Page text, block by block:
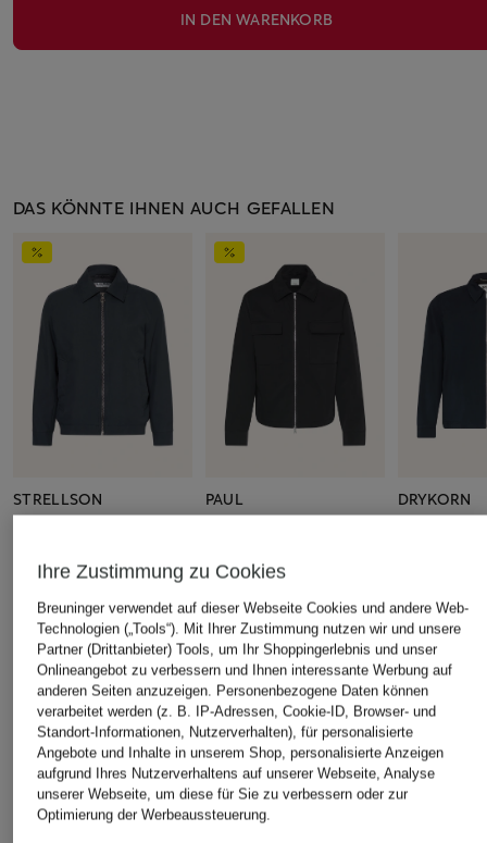
IN DEN WARENKORB
DAS KÖNNTE IHNEN AUCH GEFALLEN
STRELLSON
CHF 179
Ursprünglich:CHF 239
PAUL
CHF 95
Ursprünglich:
DRYKORN
ÄHNLICHE ARTIKEL ENTDECKEN
Ihre Zustimmung zu Cookies
Breuninger verwendet auf dieser Webseite Cookies und andere Web-
Technologien („Tools“). Mit Ihrer Zustimmung nutzen wir und unsere
Partner (Drittanbieter) Tools, um Ihr Shoppingerlebnis und unser
Onlineangebot zu verbessern und Ihnen interessante Werbung auf
anderen Seiten anzuzeigen. Personenbezogene Daten können
verarbeitet werden (z. B. IP-Adressen, Cookie-ID, Browser- und
Standort-Informationen, Nutzerverhalten), für personalisierte
Angebote und Inhalte in unserem Shop, personalisierte Anzeigen
aufgrund Ihres Nutzerverhaltens auf unserer Webseite, Analyse
unserer Webseite, um diese für Sie zu verbessern oder zur
Optimierung der Werbeaussteuerung.